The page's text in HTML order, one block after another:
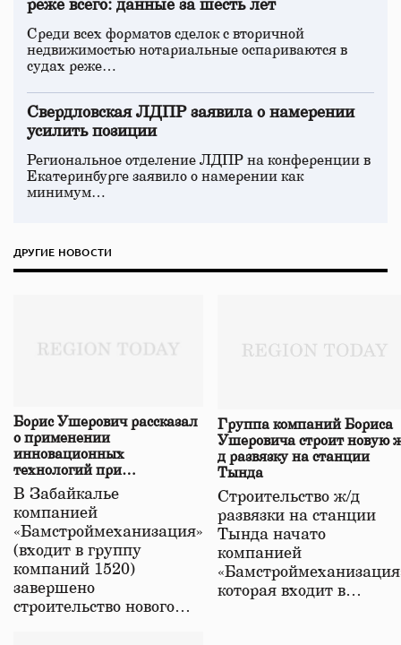
реже всего: данные за шесть лет
Среди всех форматов сделок с вторичной
недвижимостью нотариальные оспариваются в
судах реже…
Свердловская ЛДПР заявила о намерении
усилить позиции
Региональное отделение ЛДПР на конференции в
Екатеринбурге заявило о намерении как
минимум…
ДРУГИЕ НОВОСТИ
Борис Ушерович рассказал
о применении
инновационных
технологий при
строительстве нового моста
в Забайкалье
В Забайкалье
компанией
«Бамстроймеханизация»
(входит в группу
компаний 1520)
завершено
строительство нового…
Группа компаний Бориса
Ушеровича строит новую
д развязку на станции
Тында
Строительство ж/д
развязки на станции
Тында начато
компанией
которая входит в…